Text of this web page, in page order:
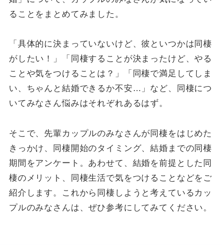
ることをまとめてみました。
「具体的に決まっていないけど、彼といつかは同棲
がしたい！」「同棲することが決まったけど、やる
ことや気をつけることは？」「同棲で満足してしま
い、ちゃんと結婚できるか不安…」など、同棲につ
いてみなさん悩みはそれぞれあるはず。
そこで、先輩カップルのみなさんが同棲をはじめた
きっかけ、同棲開始のタイミング、結婚までの同棲
期間をアンケート。あわせて、結婚を前提とした同
棲のメリット、同棲生活で気をつけることなどをご
紹介します。これから同棲しようと考えているカッ
プルのみなさんは、ぜひ参考にしてみてください。